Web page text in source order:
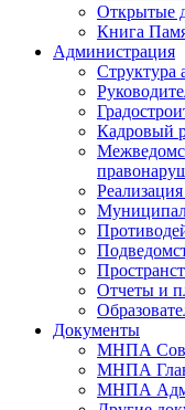
Открытые
Книга
Администрация
Структура
Кадровый
Отчеты и
Документы
МНПА
МНПА
МНПА